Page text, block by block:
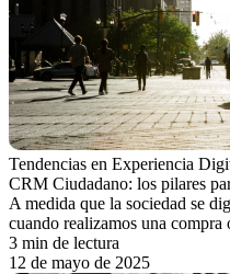
Tendencias en Experiencia
CRM Ciudadano: los pilares
A medida que la sociedad se
cuando realizamos una
3 min de lectura
12 de mayo de 2025